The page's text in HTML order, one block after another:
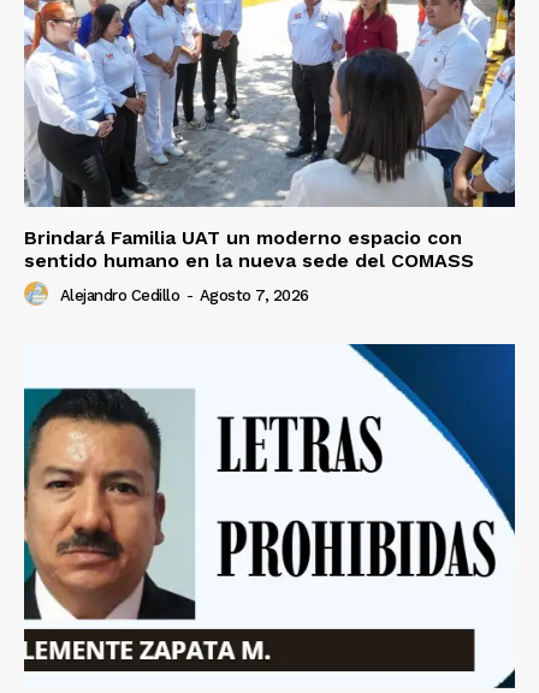
Brindará Familia UAT un moderno espacio con
sentido humano en la nueva sede del COMASS
Alejandro Cedillo - Agosto 7, 2026